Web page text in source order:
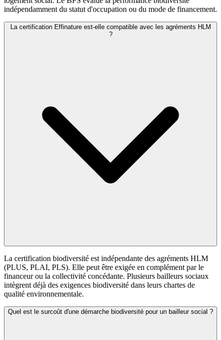
indépendamment du statut d'occupation ou du mode de financement.
La certification Effinature est-elle compatible avec les agréments HLM
?
La certification biodiversité est indépendante des agréments HLM
(PLUS, PLAI, PLS). Elle peut être exigée en complément par le
financeur ou la collectivité concédante. Plusieurs bailleurs sociaux
intègrent déjà des exigences biodiversité dans leurs chartes de
qualité environnementale.
Quel est le surcoût d'une démarche biodiversité pour un bailleur social ?